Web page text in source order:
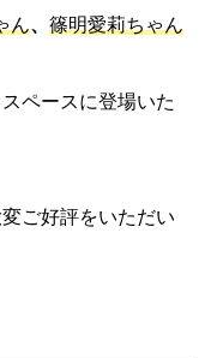
ん、 篠明愛莉ちゃん
ペースに登場いた
ご好評をいただい